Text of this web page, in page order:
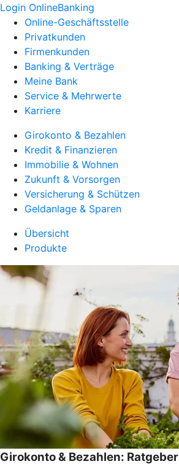
Login OnlineBanking
Online-Geschäftsstelle
Privatkunden
Firmenkunden
Banking & Verträge
Meine Bank
Service & Mehrwerte
Karriere
Girokonto & Bezahlen
Kredit & Finanzieren
Immobilie & Wohnen
Zukunft & Vorsorgen
Versicherung & Schützen
Geldanlage & Sparen
Übersicht
Produkte
Girokonto & Bezahlen: Ratgeber